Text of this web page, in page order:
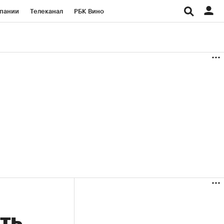
Телеканал РБК Вино